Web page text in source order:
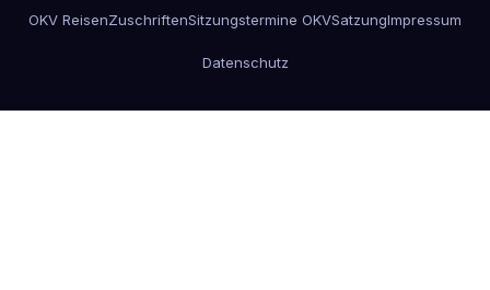
OKV ReisenZuschriftenSitzungstermine OKVSatzungImpressum
Datenschutz